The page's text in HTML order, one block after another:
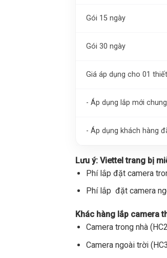
Gói 15 ngày
Gói 30 ngày
Giá áp dụng cho 01
- Áp dụng lắp mới
- Áp dụng khách hàng
Lưu ý: Viettel trang bị
Phí lắp đặt camera
Phí lắp đặt camera
Khác hàng lắp camera
Camera trong nhà
Camera ngoài trời